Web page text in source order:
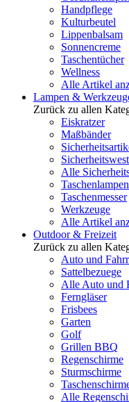
Handpflege
Kulturbeutel
Lippenbalsam
Sonnencreme
Taschentücher
Wellness
Alle Artikel
Lampen &
Zurück zu allen
Eiskratzer
Maßbänder
Alle
Taschenlampen
Taschenmesser
Werkzeuge
Alle Artikel
Outdoor & Freizeit
Zurück zu allen
Auto und
Sattelbezuege
Alle Auto und
Ferngläser
Frisbees
Garten
Golf
Grillen BBQ
Regenschirme
Sturmschirme
Alle